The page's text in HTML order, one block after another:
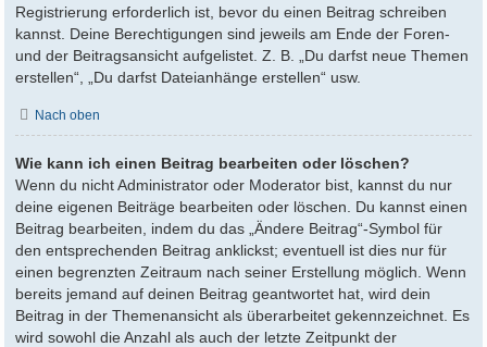
Registrierung erforderlich ist, bevor du einen Beitrag schreiben
kannst. Deine Berechtigungen sind jeweils am Ende der Foren-
und der Beitragsansicht aufgelistet. Z. B. „Du darfst neue Themen
erstellen“, „Du darfst Dateianhänge erstellen“ usw.
Nach oben
Wie kann ich einen Beitrag bearbeiten oder löschen?
Wenn du nicht Administrator oder Moderator bist, kannst du nur
deine eigenen Beiträge bearbeiten oder löschen. Du kannst einen
Beitrag bearbeiten, indem du das „Ändere Beitrag“-Symbol für
den entsprechenden Beitrag anklickst; eventuell ist dies nur für
einen begrenzten Zeitraum nach seiner Erstellung möglich. Wenn
bereits jemand auf deinen Beitrag geantwortet hat, wird dein
Beitrag in der Themenansicht als überarbeitet gekennzeichnet. Es
wird sowohl die Anzahl als auch der letzte Zeitpunkt der